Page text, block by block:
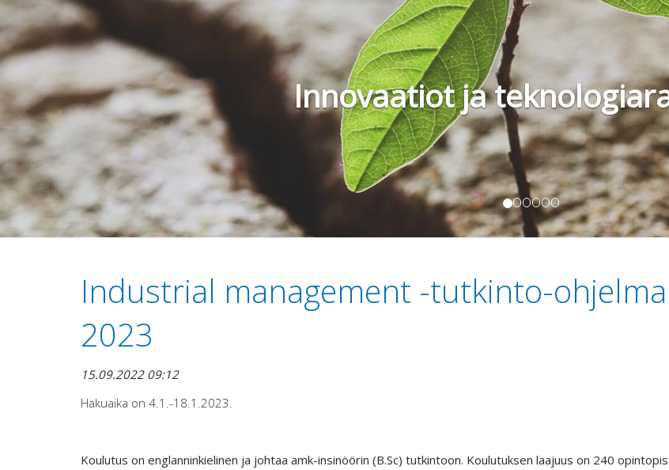
Innovaatiot ja
Industrial management -tutkinto-
2023
15.09.2022 09:12
Hakuaika on 4.1.-18.1.2023.
Koulutus on englanninkielinen ja johtaa amk-insinöörin (B.Sc) tutkintoon. Koulutuksen laajuus on 240